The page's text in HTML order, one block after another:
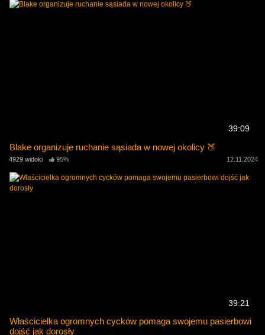
39:09
Blake organizuje ruchanie sąsiada w nowej okolicy 🍑
4929 widoki 95% 12.11.2024
39:21
Właścicielka ogromnych cycków pomaga swojemu pasierbowi
dojść jak dorosły